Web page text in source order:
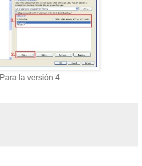
Para la versión 4